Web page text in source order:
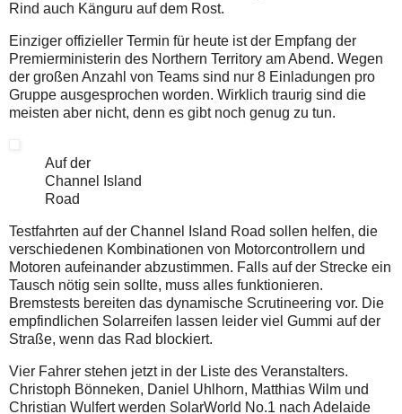
Rind auch Känguru auf dem Rost.
Einziger offizieller Termin für heute ist der Empfang der
Premierministerin des Northern Territory am Abend. Wegen
der großen Anzahl von Teams sind nur 8 Einladungen pro
Gruppe ausgesprochen worden. Wirklich traurig sind die
meisten aber nicht, denn es gibt noch genug zu tun.
Auf der
Channel Island
Road
Testfahrten auf der Channel Island Road sollen helfen, die
verschiedenen Kombinationen von Motorcontrollern und
Motoren aufeinander abzustimmen. Falls auf der Strecke ein
Tausch nötig sein sollte, muss alles funktionieren.
Bremstests bereiten das dynamische Scrutineering vor. Die
empfindlichen Solarreifen lassen leider viel Gummi auf der
Straße, wenn das Rad blockiert.
Vier Fahrer stehen jetzt in der Liste des Veranstalters.
Christoph Bönneken, Daniel Uhlhorn, Matthias Wilm und
Christian Wulfert werden SolarWorld No.1 nach Adelaide